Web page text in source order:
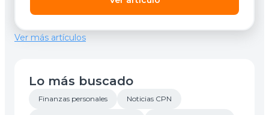
Ver más artículos
Lo más buscado
Finanzas personales Noticias CPN